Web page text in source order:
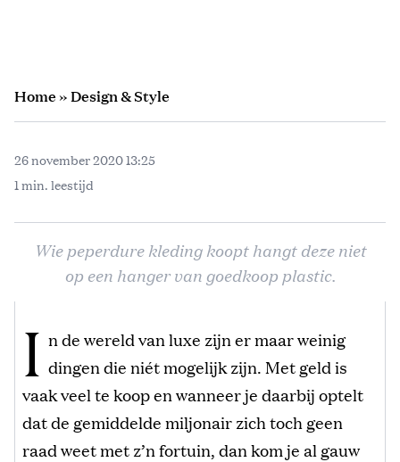
Home»Design & Style
26 november 2020 13:25
1 min. leestijd
Wie peperdure kleding koopt hangt deze niet
op een hanger van goedkoop plastic.
I n de wereld van luxe zijn er maar weinig
dingen die niét mogelijk zijn. Met geld is
vaak veel te koop en wanneer je daarbij optelt
dat de gemiddelde miljonair zich toch geen
raad weet met z’n fortuin, dan kom je al gauw